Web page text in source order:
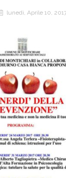
lunedì, Aprile 10,